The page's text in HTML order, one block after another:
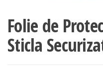
Folie de
Sticla